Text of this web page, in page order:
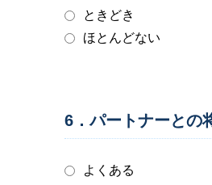
ときどき
ほとんどない
6．パートナーとの
よくある